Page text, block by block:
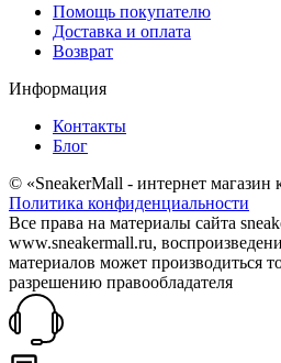
Помощь покупателю
Доставка и оплата
Возврат
Информация
Контакты
Блог
© «SneakerMall - интернет магазин
Политика конфиденциальности
Все права на материалы сайта
www.sneakermall.ru,
материалов может производиться
разрешению правообладателя